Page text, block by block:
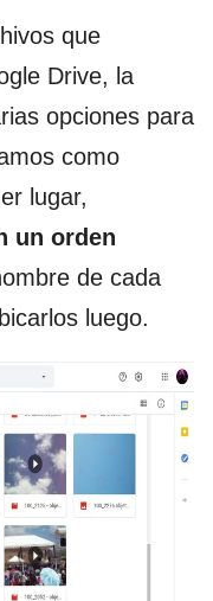
que
Drive, la
opciones para
como
lugar,
un orden
de cada
luego.